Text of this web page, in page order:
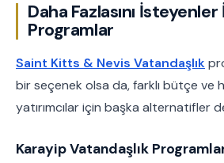
Daha Fazlasını
Programlar
Saint Kitts & Nevis Vatandaşlık
bir seçenek olsa da, farklı bütçe ve
yatırımcılar için başka alternatifler
Karayip Vatandaşlık